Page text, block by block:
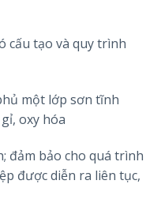
cấu tạo và quy trình
một lớp sơn tĩnh
oxy hóa
đảm bảo cho quá trình
được diễn ra liên tục,